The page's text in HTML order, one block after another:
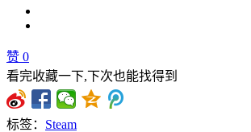
赞 0
看完收藏一下,下次也能找得到
标签： Steam